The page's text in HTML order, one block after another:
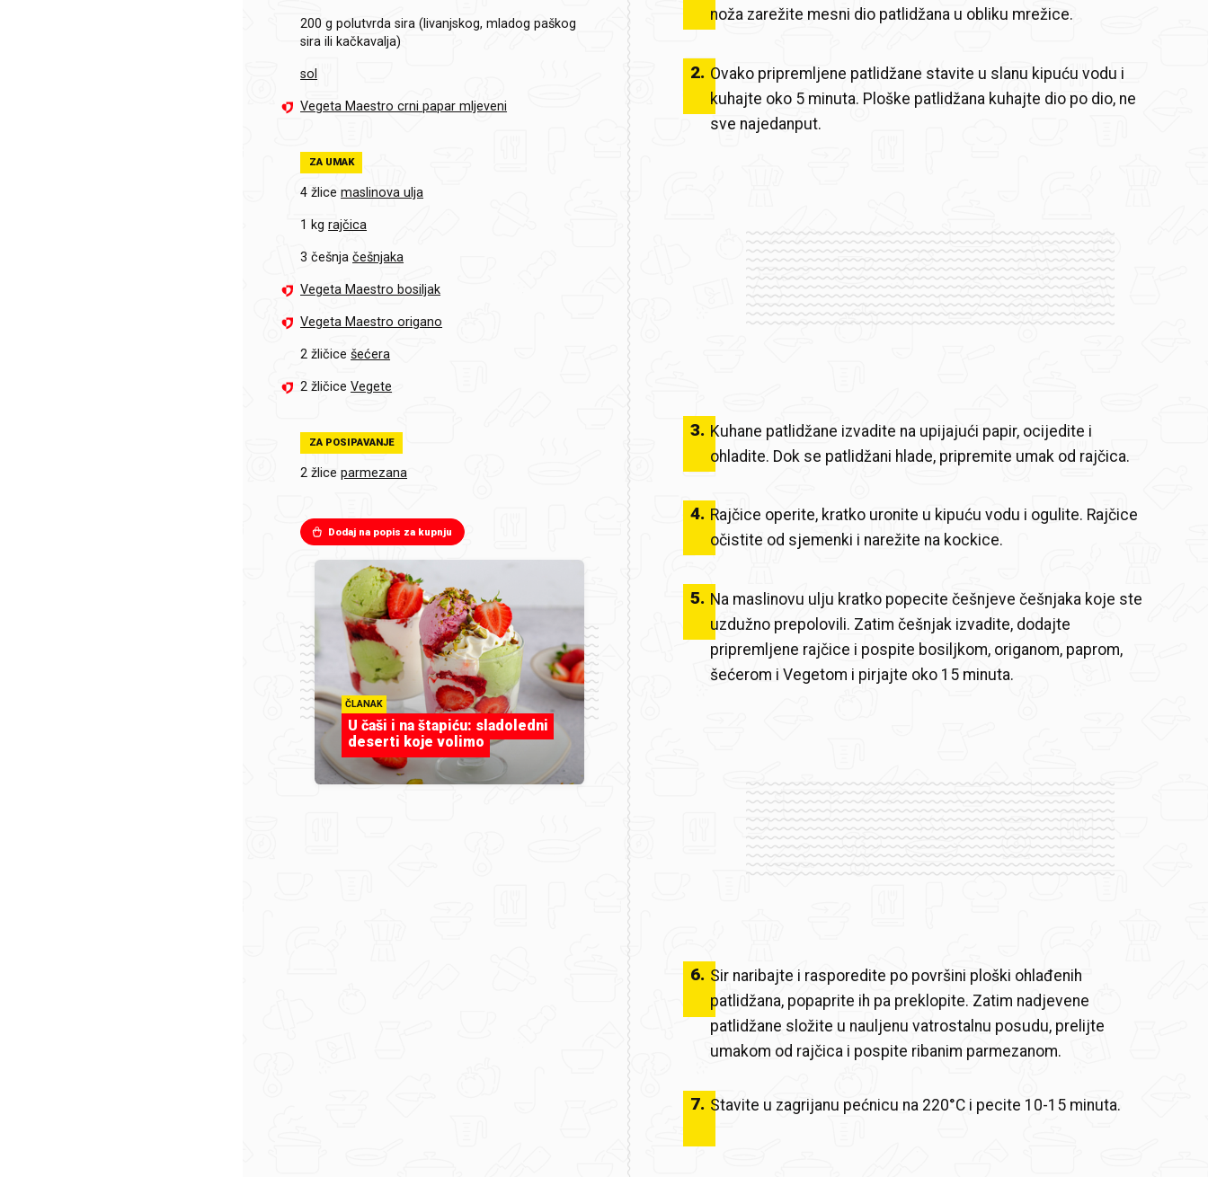
200 g polutvrda sira (livanjskog, mladog paškog
sira ili kačkavalja)
sol
Vegeta Maestro crni papar mljeveni
ZA UMAK
4 žlice maslinova ulja
1 kg rajčica
3 češnja češnjaka
Vegeta Maestro bosiljak
Vegeta Maestro origano
2 žličice šećera
2 žličice Vegete
ZA POSIPAVANJE
2 žlice parmezana
Dodaj na popis za kupnju
ČLANAK
U čaši i na štapiću: sladoledni
deserti koje volimo
noža zarežite mesni dio patlidžana u obliku mrežice.
2. Ovako pripremljene patlidžane stavite u slanu kipuću vodu i
kuhajte oko 5 minuta. Ploške patlidžana kuhajte dio po dio, ne
sve najedanput.
3. Kuhane patlidžane izvadite na upijajući papir, ocijedite i
ohladite. Dok se patlidžani hlade, pripremite umak od rajčica.
4. Rajčice operite, kratko uronite u kipuću vodu i ogulite. Rajčice
očistite od sjemenki i narežite na kockice.
5. Na maslinovu ulju kratko popecite češnjeve češnjaka koje ste
uzdužno prepolovili. Zatim češnjak izvadite, dodajte
pripremljene rajčice i pospite bosiljkom, origanom, paprom,
šećerom i Vegetom i pirjajte oko 15 minuta.
6. Sir naribajte i rasporedite po površini ploški ohlađenih
patlidžana, popaprite ih pa preklopite. Zatim nadjevene
patlidžane složite u nauljenu vatrostalnu posudu, prelijte
umakom od rajčica i pospite ribanim parmezanom.
7. Stavite u zagrijanu pećnicu na 220°C i pecite 10-15 minuta.